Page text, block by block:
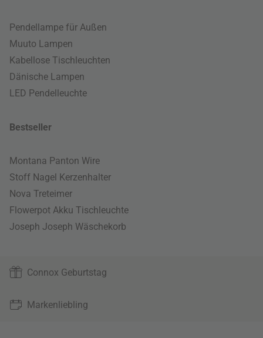
Pendellampe für Außen
Muuto Lampen
Kabellose Tischleuchten
Dänische Lampen
LED Pendelleuchte
Bestseller
Montana Panton Wire
Stoff Nagel Kerzenhalter
Nova Treteimer
Flowerpot Akku Tischleuchte
Joseph Joseph Wäschekorb
Connox Geburtstag
Markenliebling